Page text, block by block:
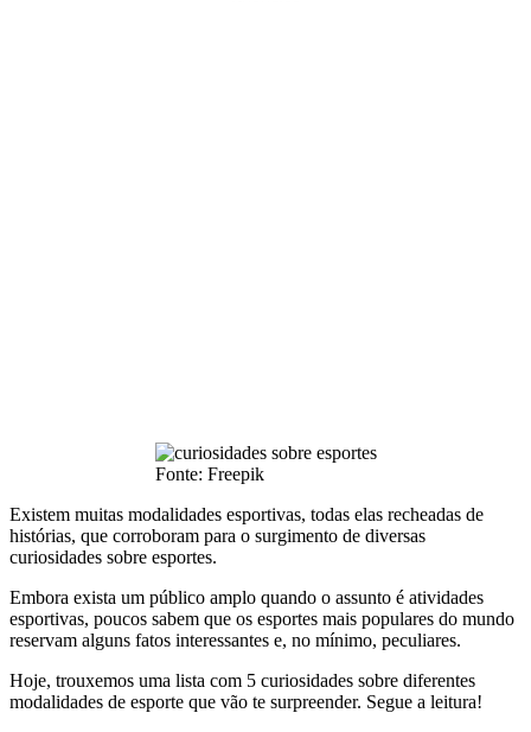
Fonte: Freepik
Existem muitas modalidades esportivas, todas elas recheadas de
histórias, que corroboram para o surgimento de diversas
curiosidades sobre esportes.
Embora exista um público amplo quando o assunto é atividades
esportivas, poucos sabem que os esportes mais populares do mundo
reservam alguns fatos interessantes e, no mínimo, peculiares.
Hoje, trouxemos uma lista com 5 curiosidades sobre diferentes
modalidades de esporte que vão te surpreender. Segue a leitura!